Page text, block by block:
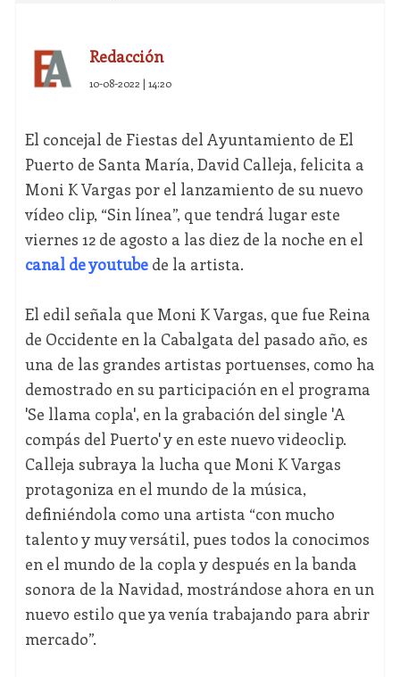
Redacción
10-08-2022 | 14:20
El concejal de Fiestas del Ayuntamiento de El
Puerto de Santa María, David Calleja, felicita a
Moni K Vargas por el lanzamiento de su nuevo
vídeo clip, “Sin línea”, que tendrá lugar este
viernes 12 de agosto a las diez de la noche en el
canal de youtubede la artista.
El edil señala que Moni K Vargas, que fue Reina
de Occidente en la Cabalgata del pasado año, es
una de las grandes artistas portuenses, como ha
demostrado en su participación en el programa
'Se llama copla', en la grabación del single 'A
compás del Puerto' y en este nuevo videoclip.
Calleja subraya la lucha que Moni K Vargas
protagoniza en el mundo de la música,
definiéndola como una artista “con mucho
talento y muy versátil, pues todos la conocimos
en el mundo de la copla y después en la banda
sonora de la Navidad, mostrándose ahora en un
nuevo estilo que ya venía trabajando para abrir
mercado”.